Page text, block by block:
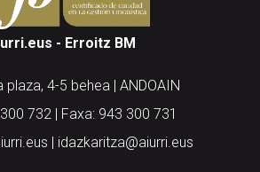
- Erroitz BM
plaza, 4-5 behea | ANDOAIN
732 | Faxa: 943 300 731
| idazkaritza@aiurri.eus